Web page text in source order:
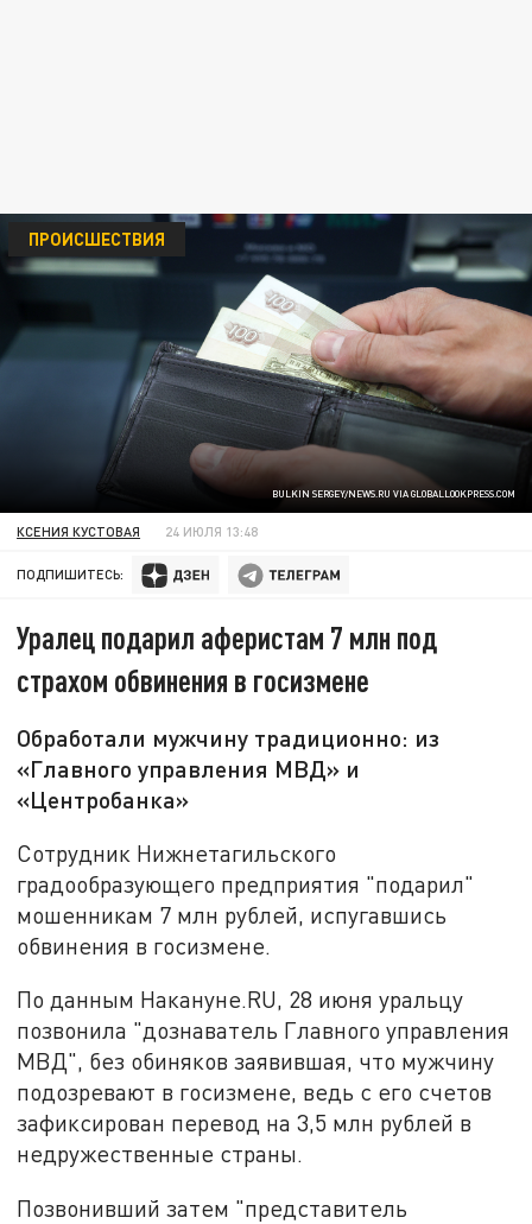
BULKIN SERGEY/NEWS.RU VIA GLOBALLOOKPRESS.COM
ПРОИСШЕСТВИЯ
КСЕНИЯ КУСТОВАЯ 24 ИЮЛЯ 13:48
ПОДПИШИТЕСЬ:
Уралец подарил аферистам 7 млн под
страхом обвинения в госизмене
Обработали мужчину традиционно: из
«Главного управления МВД» и
«Центробанка»
Сотрудник Нижнетагильского
градообразующего предприятия "подарил"
мошенникам 7 млн рублей, испугавшись
обвинения в госизмене.
По данным Накануне.RU, 28 июня уральцу
позвонила "дознаватель Главного управления
МВД", без обиняков заявившая, что мужчину
подозревают в госизмене, ведь с его счетов
зафиксирован перевод на 3,5 млн рублей в
недружественные страны.
Позвонивший затем "представитель